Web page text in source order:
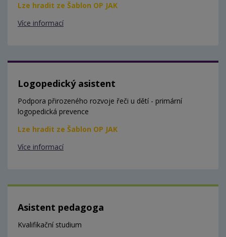
Lze hradit ze Šablon OP JAK
Více informací
Logopedický asistent
Podpora přirozeného rozvoje řeči u dětí - primární
logopedická prevence
Lze hradit ze Šablon OP JAK
Více informací
Asistent pedagoga
Kvalifikační studium